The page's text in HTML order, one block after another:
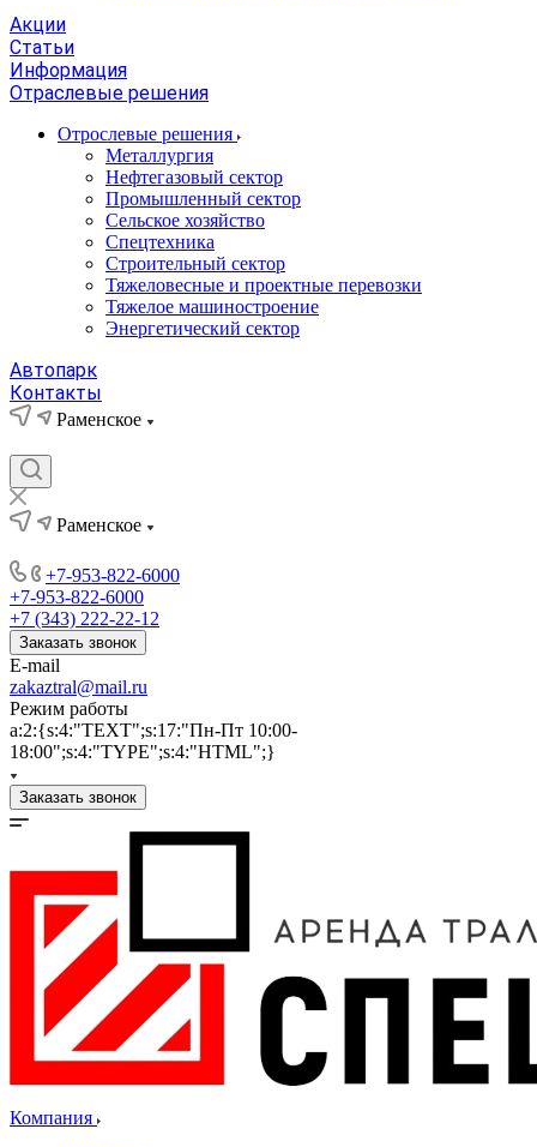
Акции
Статьи
Информация
Отраслевые решения
Отрослевые решения
Металлургия
Нефтегазовый сектор
Промышленный сектор
Сельское хозяйство
Спецтехника
Строительный сектор
Тяжеловесные и проектные перевозки
Тяжелое машиностроение
Энергетический сектор
Автопарк
Контакты
Раменское
Раменское
+7-953-822-6000
+7-953-822-6000
+7 (343) 222-22-12
Заказать звонок
E-mail
zakaztral@mail.ru
Режим работы
a:2:{s:4:"TEXT";s:17:"Пн-Пт 10:00-
18:00";s:4:"TYPE";s:4:"HTML";}
Заказать звонок
Компания